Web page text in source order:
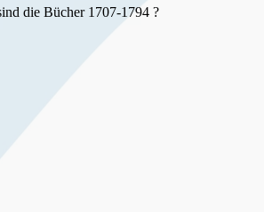
die Bücher 1707-1794 ?